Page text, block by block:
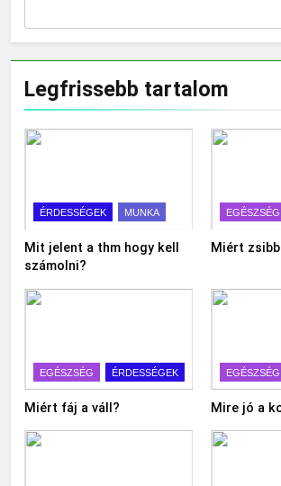
Legfrissebb tartalom
ÉRDESSÉGEK MUNKA
Mit jelent a thm hogy kell
számolni?
EGÉSZSÉG
Miért
EGÉSZSÉG ÉRDESSÉGEK
Miért fáj a váll?
EGÉSZSÉG
Mire jó a